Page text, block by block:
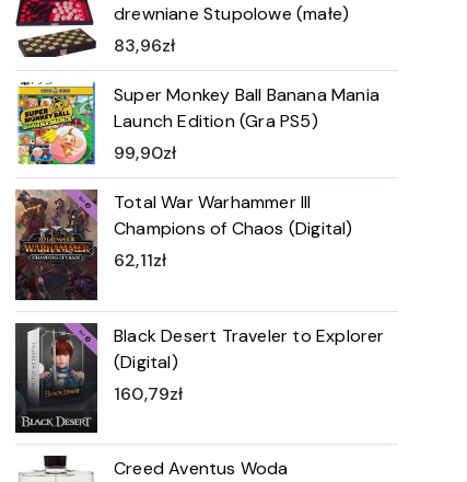
drewniane Stupolowe (małe)
83,96zł
Super Monkey Ball Banana Mania
Launch Edition (Gra PS5)
99,90zł
Total War Warhammer III
Champions of Chaos (Digital)
62,11zł
Black Desert Traveler to Explorer
(Digital)
160,79zł
Creed Aventus Woda